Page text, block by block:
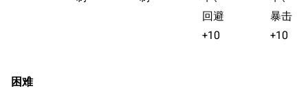
回避
+10
暴击
+10
困难